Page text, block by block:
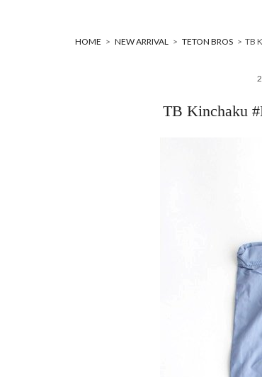
HOME > NEW ARRIVAL > TETON BROS > TB
TB Kinchaku